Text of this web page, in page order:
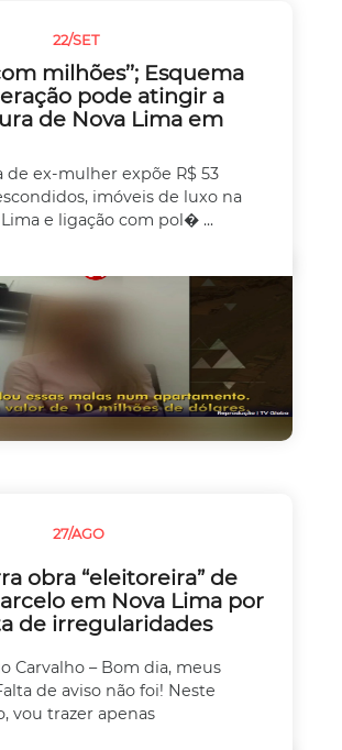
22/SET
milhões’’; Esquema
pode atingir a
de Nova Lima em
de ex-mulher expõe R$ 53
imóveis de luxo na
e ligação com pol� ...
27/AGO
obra “eleitoreira” de
em Nova Lima por
de irregularidades
Carvalho – Bom dia, meus
de aviso não foi! Neste
vou trazer apenas